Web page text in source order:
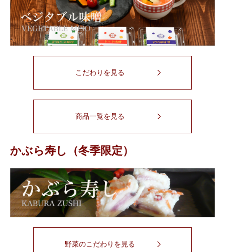
こだわりを見る
商品一覧を見る
かぶら寿し（冬季限定）
野菜のこだわりを見る